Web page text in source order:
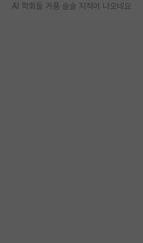
AI 학회들 거품 슬슬 지적이 나오네요